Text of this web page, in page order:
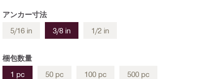
アンカー寸法
5/16 in
3/8 in 1/2 in
梱包数量
1 pc
50 pc 100 pc 500 pc